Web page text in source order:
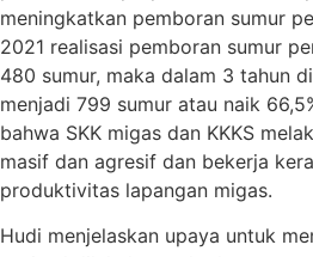
meningkatkan pemboran sumur
2021 realisasi pemboran sumur
480 sumur, maka dalam 3 tahun
menjadi 799 sumur atau naik
bahwa SKK migas dan KKKS
masif dan agresif dan bekerja
produktivitas lapangan migas.
Hudi menjelaskan upaya untuk